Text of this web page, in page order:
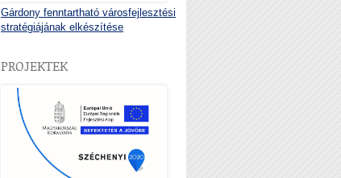
Gárdony fenntartható városfejlesztési
stratégiájának elkészítése
PROJEKTEK